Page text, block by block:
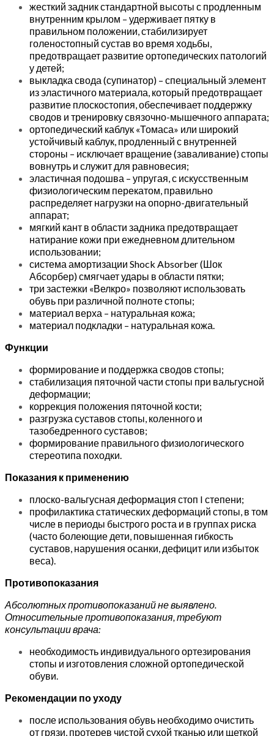
жесткий задник стандартной высоты с продленным
внутренним крылом – удерживает пятку в
правильном положении, стабилизирует
голеностопный сустав во время ходьбы,
предотвращает развитие ортопедических патологий
у детей;
выкладка свода (супинатор) – специальный элемент
из эластичного материала, который предотвращает
развитие плоскостопия, обеспечивает поддержку
сводов и тренировку связочно-мышечного аппарата;
ортопедический каблук «Томаса» или широкий
устойчивый каблук, продленный с внутренней
стороны – исключает вращение (заваливание) стопы
вовнутрь и служит для равновесия;
эластичная подошва – упругая, с искусственным
физиологическим перекатом, правильно
распределяет нагрузки на опорно-двигательный
аппарат;
мягкий кант в области задника предотвращает
натирание кожи при ежедневном длительном
использовании;
система амортизации Shock Absorber (Шок
Абсорбер) смягчает удары в области пятки;
три застежки «Велкро» позволяют использовать
обувь при различной полноте стопы;
материал верха – натуральная кожа;
материал подкладки – натуральная кожа.
Функции
формирование и поддержка сводов стопы;
стабилизация пяточной части стопы при вальгусной
деформации;
коррекция положения пяточной кости;
разгрузка суставов стопы, коленного и
тазобедренного суставов;
формирование правильного физиологического
стереотипа походки.
Показания к применению
плоско-вальгусная деформация стоп I степени;
профилактика статических деформаций стопы, в том
числе в периоды быстрого роста и в группах риска
(часто болеющие дети, повышенная гибкость
суставов, нарушения осанки, дефицит или избыток
веса).
Противопоказания
Абсолютных противопоказаний не выявлено.
Относительные противопоказания, требуют
консультации врача:
необходимость индивидуального ортезирования
стопы и изготовления сложной ортопедической
обуви.
Рекомендации по уходу
после использования обувь необходимо очистить
от грязи, протерев чистой сухой тканью или щеткой